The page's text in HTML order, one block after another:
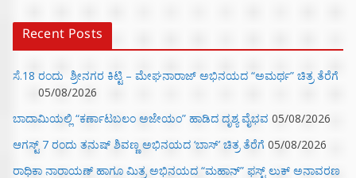
Recent Posts
ಸೆ.18 ರಂದು ಶ್ರೀನಗರ ಕಿಟ್ಟಿ – ಮೇಘನಾರಾಜ್ ಅಭಿನಯದ “ಅಮರ್ಥ” ಚಿತ್ರ ತೆರೆಗೆ
05/08/2026
ಬಾದಾಮಿಯಲ್ಲಿ “ಕರ್ಣಾಟಬಲಂ ಅಜೇಯಂ” ಹಾಡಿದ ದೃಶ್ಯ ವೈಭವ 05/08/2026
ಆಗಸ್ಟ್ 7 ರಂದು ತನುಷ್ ಶಿವಣ್ಣ ಅಭಿನಯದ ‘ಬಾಸ್’ ಚಿತ್ರ ತೆರೆಗೆ 05/08/2026
ರಾಧಿಕಾ ನಾರಾಯಣ್ ಹಾಗೂ ಮಿತ್ರ ಅಭಿನಯದ “ಮಹಾನ್” ಫಸ್ಟ್ ಲುಕ್ ಅನಾವರಣ